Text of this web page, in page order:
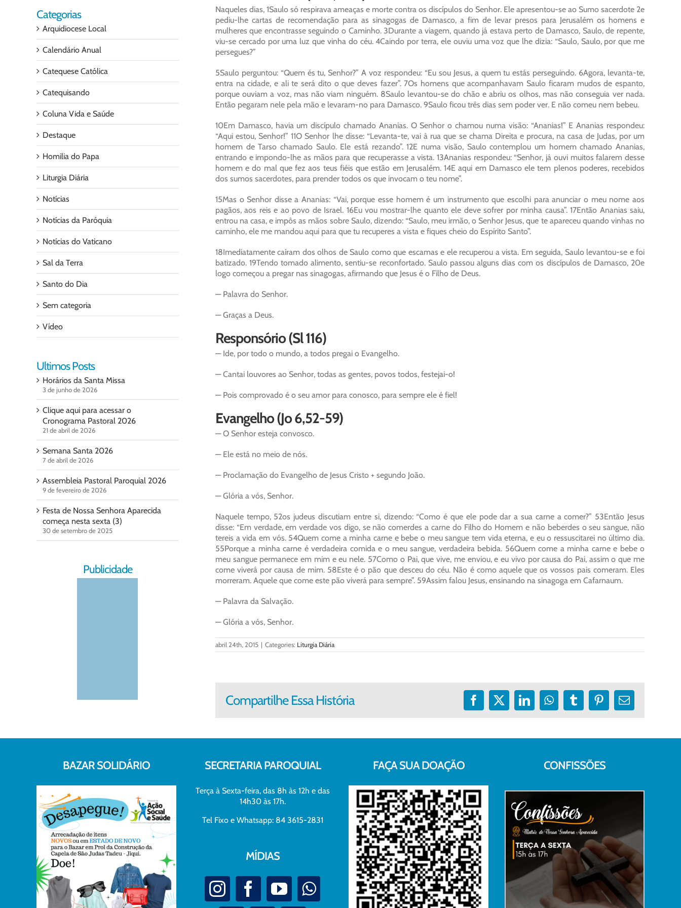
Naqueles dias, 1Saulo só respirava ameaças e morte contra os discípulos do Senhor. Ele apresentou-se ao Sumo sacerdote 2e
pediu-lhe cartas de recomendação para as sinagogas de Damasco, a fim de levar presos para Jerusalém os homens e
mulheres que encontrasse seguindo o Caminho. 3Durante a viagem, quando já estava perto de Damasco, Saulo, de repente,
viu-se cercado por uma luz que vinha do céu. 4Caindo por terra, ele ouviu uma voz que lhe dizia: “Saulo, Saulo, por que me
persegues?”
5Saulo perguntou: “Quem és tu, Senhor?” A voz respondeu: “Eu sou Jesus, a quem tu estás perseguindo. 6Agora, levanta-te,
entra na cidade, e ali te será dito o que deves fazer”. 7Os homens que acompanhavam Saulo ficaram mudos de espanto,
porque ouviam a voz, mas não viam ninguém. 8Saulo levantou-se do chão e abriu os olhos, mas não conseguia ver nada.
Então pegaram nele pela mão e levaram-no para Damasco. 9Saulo ficou três dias sem poder ver. E não comeu nem bebeu.
10Em Damasco, havia um discípulo chamado Ananias. O Senhor o chamou numa visão: “Ananias!” E Ananias respondeu:
“Aqui estou, Senhor!” 11O Senhor lhe disse: “Levanta-te, vai à rua que se chama Direita e procura, na casa de Judas, por um
homem de Tarso chamado Saulo. Ele está rezando”. 12E numa visão, Saulo contemplou um homem chamado Ananias,
entrando e impondo-lhe as mãos para que recuperasse a vista. 13Ananias respondeu: “Senhor, já ouvi muitos falarem desse
homem e do mal que fez aos teus fiéis que estão em Jerusalém. 14E aqui em Damasco ele tem plenos poderes, recebidos
dos sumos sacerdotes, para prender todos os que invocam o teu nome”.
15Mas o Senhor disse a Ananias: “Vai, porque esse homem é um instrumento que escolhi para anunciar o meu nome aos
pagãos, aos reis e ao povo de Israel. 16Eu vou mostrar-lhe quanto ele deve sofrer por minha causa”. 17Então Ananias saiu,
entrou na casa, e impôs as mãos sobre Saulo, dizendo: “Saulo, meu irmão, o Senhor Jesus, que te apareceu quando vinhas no
caminho, ele me mandou aqui para que tu recuperes a vista e fiques cheio do Espírito Santo”.
18Imediatamente caíram dos olhos de Saulo como que escamas e ele recuperou a vista. Em seguida, Saulo levantou-se e foi
batizado. 19Tendo tomado alimento, sentiu-se reconfortado. Saulo passou alguns dias com os discípulos de Damasco, 20e
logo começou a pregar nas sinagogas, afirmando que Jesus é o Filho de Deus.
— Palavra do Senhor.
— Graças a Deus.
Responsório (Sl 116)
— Ide, por todo o mundo, a todos pregai o Evangelho.
— Cantai louvores ao Senhor, todas as gentes, povos todos, festejai-o!
— Pois comprovado é o seu amor para conosco, para sempre ele é fiel!
Evangelho (Jo 6,52-59)
— O Senhor esteja convosco.
— Ele está no meio de nós.
— Proclamação do Evangelho de Jesus Cristo + segundo João.
— Glória a vós, Senhor.
Naquele tempo, 52os judeus discutiam entre si, dizendo: “Como é que ele pode dar a sua carne a comer?” 53Então Jesus
disse: “Em verdade, em verdade vos digo, se não comerdes a carne do Filho do Homem e não beberdes o seu sangue, não
tereis a vida em vós. 54Quem come a minha carne e bebe o meu sangue tem vida eterna, e eu o ressuscitarei no último dia.
55Porque a minha carne é verdadeira comida e o meu sangue, verdadeira bebida. 56Quem come a minha carne e bebe o
meu sangue permanece em mim e eu nele. 57Como o Pai, que vive, me enviou, e eu vivo por causa do Pai, assim o que me
come viverá por causa de mim. 58Este é o pão que desceu do céu. Não é como aquele que os vossos pais comeram. Eles
morreram. Aquele que come este pão viverá para sempre”. 59Assim falou Jesus, ensinando na sinagoga em Cafarnaum.
— Palavra da Salvação.
— Glória a vós, Senhor.
abril 24th, 2015 | Categories: Liturgia Diária
Compartilhe Essa História Facebook
X LinkedInWhatsApp
TumblrPinterest
E-
Categorias
Arquidiocese Local
Calendário Anual
Catequese Católica
Catequisando
Coluna Vida e Saúde
Destaque
Homilia do Papa
Liturgia Diária
Notícias
Notícias da Paróquia
Notícias do Vaticano
Sal da Terra
Santo do Dia
Sem categoria
Vídeo
Ultimos Posts
Horários da Santa Missa
3 de junho de 2026
Clique aqui para acessar o
Cronograma Pastoral 2026
21 de abril de 2026
Semana Santa 2026
7 de abril de 2026
Assembleia Pastoral Paroquial 2026
9 de fevereiro de 2026
Festa de Nossa Senhora Aparecida
começa nesta sexta (3)
30 de setembro de 2025
Publicidade
BAZAR SOLIDÁRIO SECRETARIA PAROQUIAL
Terça à Sexta-feira, das 8h às 12h e das
14h30 às 17h.
Tel Fixo e Whatsapp: 84 3615-2831
MÍDIAS
FAÇA SUA DOAÇÃO CONFISSÕES